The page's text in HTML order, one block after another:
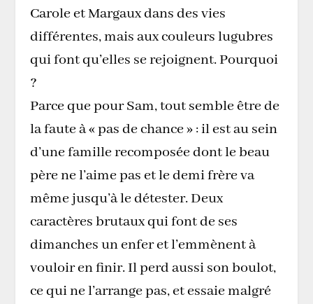
Carole et Margaux dans des vies
différentes, mais aux couleurs lugubres
qui font qu’elles se rejoignent. Pourquoi
?
Parce que pour Sam, tout semble être de
la faute à « pas de chance » : il est au sein
d’une famille recomposée dont le beau
père ne l’aime pas et le demi frère va
même jusqu’à le détester. Deux
caractères brutaux qui font de ses
dimanches un enfer et l’emmènent à
vouloir en finir. Il perd aussi son boulot,
ce qui ne l’arrange pas, et essaie malgré